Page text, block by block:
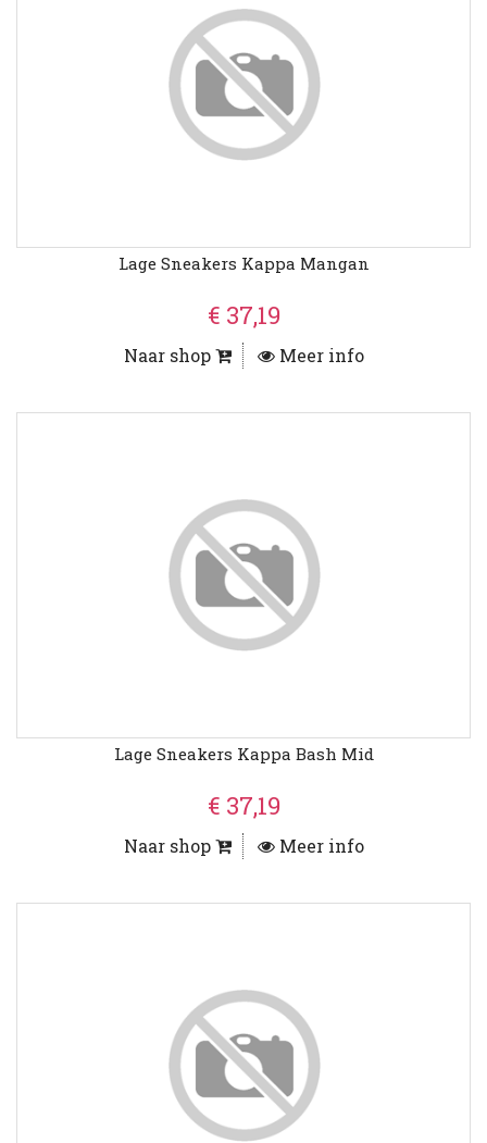
Lage Sneakers Kappa Mangan
€ 37,19
Naar shop Meer info
Lage Sneakers Kappa Bash Mid
€ 37,19
Naar shop Meer info